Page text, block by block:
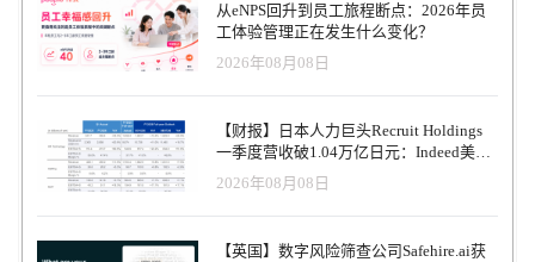
从eNPS回升到员工旅程断点：2026年员
工体验管理正在发生什么变化？
2026年08月08日
【财报】日本人力巨头Recruit Holdings
一季度营收破1.04万亿日元：Indeed美国
收入逆势增长30%，AI招聘推动利润率升
至47.4%
2026年08月08日
【英国】数字风险筛查公司Safehire.ai获